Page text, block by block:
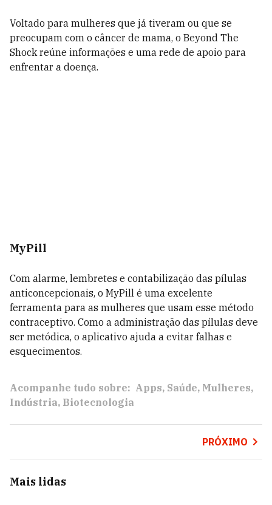
Voltado para mulheres que já tiveram ou que se
preocupam com o câncer de mama, o Beyond The
Shock reúne informações e uma rede de apoio para
enfrentar a doença.
MyPill
Com alarme, lembretes e contabilização das pílulas
anticoncepcionais, o MyPill é uma excelente
ferramenta para as mulheres que usam esse método
contraceptivo. Como a administração das pílulas deve
ser metódica, o aplicativo ajuda a evitar falhas e
esquecimentos.
Acompanhe tudo sobre: Apps Saúde Mulheres
Indústria Biotecnologia
PRÓXIMO
Mais lidas